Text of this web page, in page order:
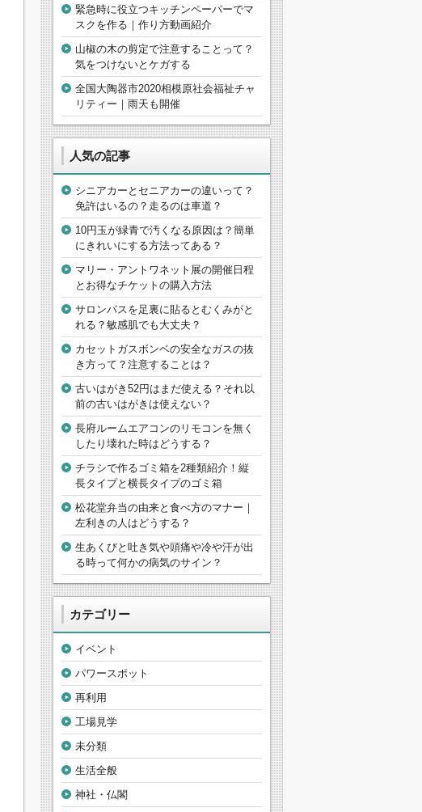
緊急時に役立つキッチンペーパーでマ
スクを作る｜作り方動画紹介
山椒の木の剪定で注意することって？
気をつけないとケガする
全国大陶器市2020相模原社会福祉チャ
リティー｜雨天も開催
人気の記事
シニアカーとセニアカーの違いって？
免許はいるの？走るのは車道？
10円玉が緑青で汚くなる原因は？簡単
にきれいにする方法ってある？
マリー・アントワネット展の開催日程
とお得なチケットの購入方法
サロンパスを足裏に貼るとむくみがと
れる？敏感肌でも大丈夫？
カセットガスボンベの安全なガスの抜
き方って？注意することは？
古いはがき52円はまだ使える？それ以
前の古いはがきは使えない？
長府ルームエアコンのリモコンを無く
したり壊れた時はどうする？
チラシで作るゴミ箱を2種類紹介！縦
長タイプと横長タイプのゴミ箱
松花堂弁当の由来と食べ方のマナー｜
左利きの人はどうする？
生あくびと吐き気や頭痛や冷や汗が出
る時って何かの病気のサイン？
カテゴリー
イベント
パワースポット
再利用
工場見学
未分類
生活全般
神社・仏閣